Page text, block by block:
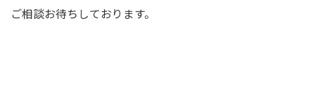
ご相談お待ちしております。